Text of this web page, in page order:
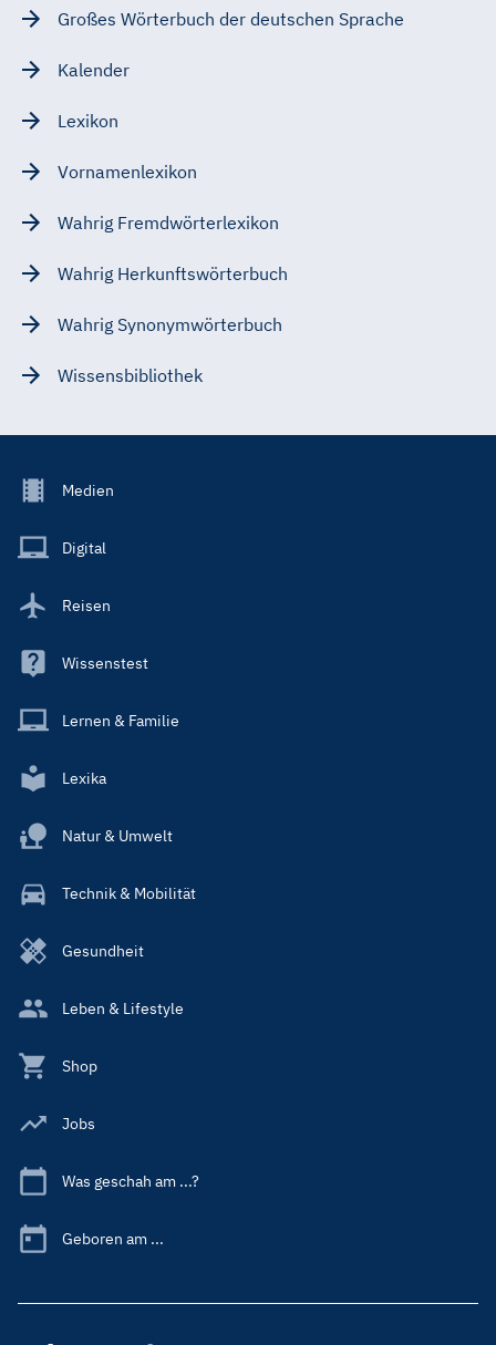
Großes Wörterbuch der deutschen Sprache
Kalender
Lexikon
Vornamenlexikon
Wahrig Fremdwörterlexikon
Wahrig Herkunftswörterbuch
Wahrig Synonymwörterbuch
Wissensbibliothek
Footer
Main
Medien
Digital
Reisen
Wissenstest
Lernen & Familie
Lexika
Natur & Umwelt
Technik & Mobilität
Gesundheit
Leben & Lifestyle
Shop
Jobs
Was geschah am ...?
Geboren am ...